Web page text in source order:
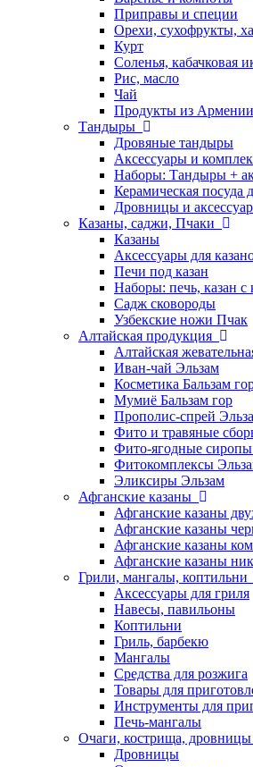
Приправы и специи
Орехи, сухофрукты,
Курт
Соленья, кабачковая
Рис, масло
Чай
Продукты из Армении
Тандыры
Дровяные тандыры
Аксессуары и
Наборы: Тандыры +
Керамическая посуда
Дровницы и
Казаны, саджи, Пчаки
Казаны
Аксессуары для
Печи под казан
Наборы: печь, казан
Садж сковороды
Узбекские ножи Пчак
Алтайская продукция
Алтайская
Иван-чай Эльзам
Косметика Бальзам
Мумиё Бальзам гор
Прополис-спрей
Фито и травяные
Фито-ягодные
Фитокомплексы
Эликсиры Эльзам
Афганские казаны
Афганские казаны
Афганские казаны
Афганские казаны
Афганские казаны
Грили, мангалы, коптильни
Аксессуары для гриля
Навесы, павильоны
Коптильни
Гриль, барбекю
Мангалы
Средства для розжига
Товары для
Инструменты для
Печь-мангалы
Очаги, кострища, дровницы
Дровницы